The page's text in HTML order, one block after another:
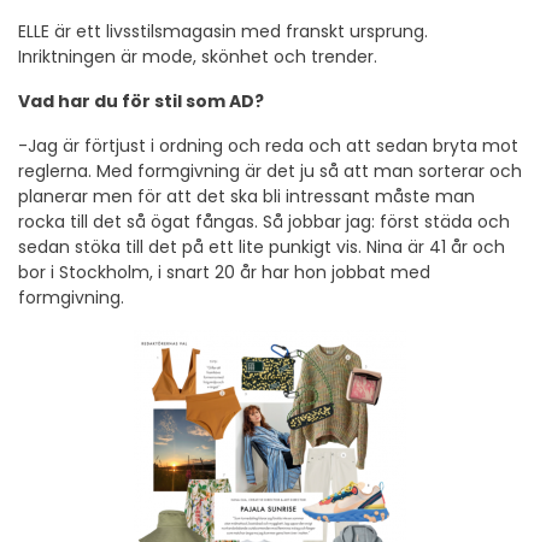
ELLE är ett livsstilsmagasin med franskt ursprung.
Inriktningen är mode, skönhet och trender.
Vad har du för stil som AD?
-Jag är förtjust i ordning och reda och att sedan bryta mot
reglerna. Med formgivning är det ju så att man sorterar och
planerar men för att det ska bli intressant måste man
rocka till det så ögat fångas. Så jobbar jag: först städa och
sedan stöka till det på ett lite punkigt vis. Nina är 41 år och
bor i Stockholm, i snart 20 år har hon jobbat med
formgivning.